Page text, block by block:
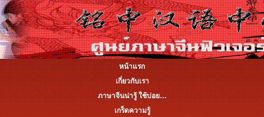
หน้าแรก
เกี่ยวกับเรา
ภาษาจีนน่ารู้ ใช้บ่อย…
เกร็ดความรู้